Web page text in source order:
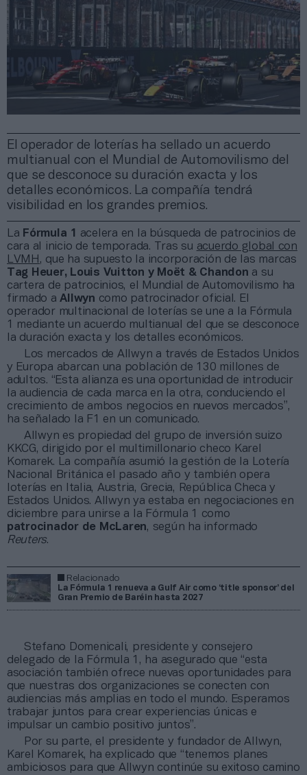
El operador de loterías ha sellado un acuerdo
multianual con el Mundial de Automovilismo del
que se desconoce su duración exacta y los
detalles económicos. La compañía tendrá
visibilidad en los grandes premios.
La Fórmula 1
acelera en la búsqueda de patrocinios de
cara al inicio de temporada. Tras su acuerdo global con
LVMH , que ha supuesto la incorporación de las marcas
Tag Heuer, Louis Vuitton y Moët & Chandon a su
cartera de patrocinios, el Mundial de Automovilismo ha
firmado aAllwyn como patrocinador oficial. El
operador multinacional de loterías se une a la Fórmula
1 mediante un acuerdo multianual del que se desconoce
la duración exacta y los detalles económicos.
Los mercados de Allwyn a través de Estados Unidos
y Europa abarcan una población de 130 millones de
adultos. “Esta alianza es una oportunidad de introducir
la audiencia de cada marca en la otra, conduciendo el
crecimiento de ambos negocios en nuevos mercados”,
ha señalado la F1 en un comunicado.
Allwyn es propiedad del grupo de inversión suizo
KKCG, dirigido por el multimillonario checo Karel
Komarek. La compañía asumió la gestión de la Lotería
Nacional Británica el pasado año y también opera
loterías en Italia, Austria, Grecia, República Checa y
Estados Unidos. Allwyn ya estaba en negociaciones en
diciembre para unirse a la Fórmula 1 como
patrocinador de McLaren, según ha informado
Reuters.
Relacionado
La Fórmula 1 renueva a Gulf Air como ‘title sponsor’ del
Gran Premio de Baréin hasta 2027
Stefano Domenicali, presidente y consejero
delegado de la Fórmula 1, ha asegurado que “esta
asociación también ofrece nuevas oportunidades para
que nuestras dos organizaciones se conecten con
audiencias más amplias en todo el mundo. Esperamos
trabajar juntos para crear experiencias únicas e
impulsar un cambio positivo juntos”.
Por su parte, el presidente y fundador de Allwyn,
Karel Komarek, ha explicado que “tenemos planes
ambiciosos para que Allwyn continúe su exitoso camino